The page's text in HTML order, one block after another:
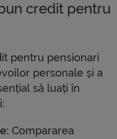
credit pentru
pentru pensionari
personale și a
să luați în
Compararea